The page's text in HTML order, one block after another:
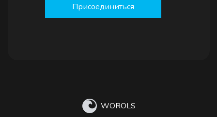
Присоединиться
WOROLS